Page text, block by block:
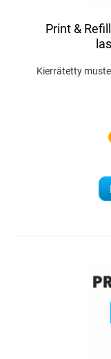
Print &
Kierrätetty